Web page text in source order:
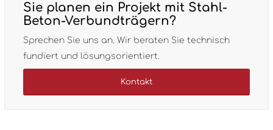
Sie planen ein Projekt mit Stahl-
Beton-Verbundträgern?
Sprechen Sie uns an. Wir beraten Sie technisch
fundiert und lösungsorientiert.
Kontakt